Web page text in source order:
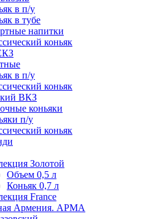
в п/у
в тубе
напитки
коньяк
в п/у
коньяк
ВКЗ
коньяки
п/у
коньяк
Золотой
Объем 0,5 л
Коньяк 0,7 л
France
Армения. АРМА